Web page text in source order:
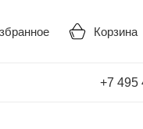
Корзина
+7 495